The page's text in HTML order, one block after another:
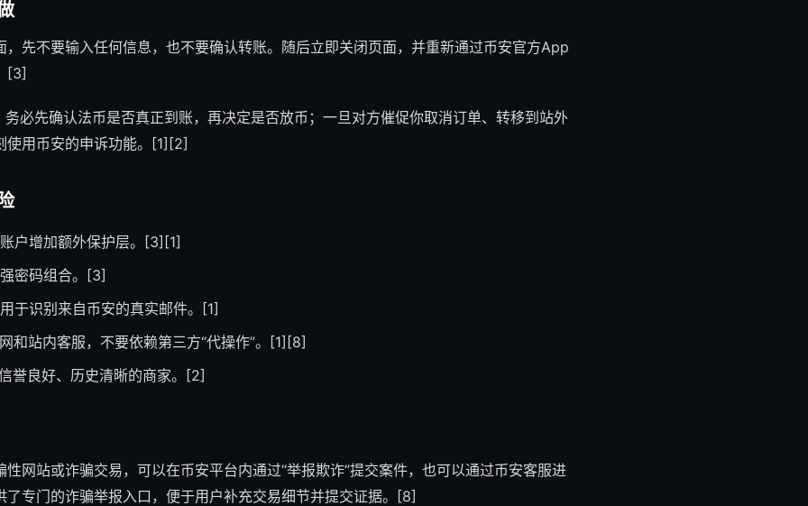
，先不要输入任何信息，也不要确认转账。随后立即关闭页面，并重新通过币安官方App
[3]
必先确认法币是否真正到账，再决定是否放币；一旦对方催促你取消订单、转移到站外
使用币安的申诉功能。[1][2]
户增加额外保护层。[3][1]
密码组合。[3]
于识别来自币安的真实邮件。[1]
和站内客服，不要依赖第三方“代操作”。[1][8]
誉良好、历史清晰的商家。[2]
网站或诈骗交易，可以在币安平台内通过“举报欺诈”提交案件，也可以通过币安客服进
了专门的诈骗举报入口，便于用户补充交易细节并提交证据。[8]